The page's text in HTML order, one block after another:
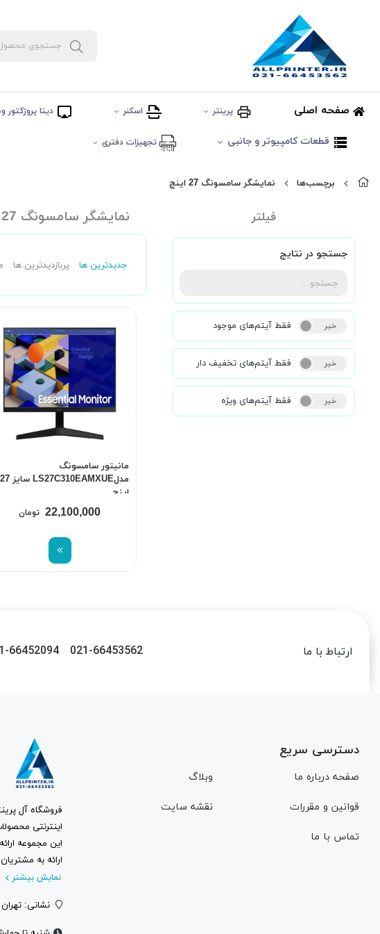
صفحه اصلی پرینتر اسکنر دیتا پروژکتور
قطعات کامپیوتر و جانبی تجهیزات دفتری
برچسب‌ها نمایشگر سامسونگ 27 اینچ
فیلتر
جستجو در نتایج
بله خیر فقط آیتم‌های موجود
بله خیر فقط آیتم‌های تخفیف دار
بله خیر فقط آیتم‌های ویژه
نمایشگر سامسونگ 27 اینچ
جدیدترین ها پربازدیدترین ها
مانیتور سامسونگ
مدلLS27C310EAMXUE سایز 27
اینچ
22,100,000 تومان
ارتباط با ما 021-66453562
66452094
دسترسی سریع
صفحه درباره ما وبلاگ
قوانین و مقررات نقشه سایت
تماس با ما
فروشگاه آل
اینترنتی
این مجموعه
ارائه به
نمایش بیشتر
نشانی: